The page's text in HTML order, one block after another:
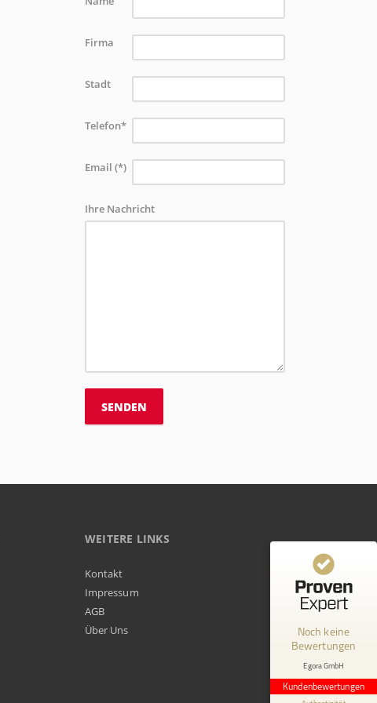
Firma
Stadt
Telefon*
Email (*)
Ihre Nachricht
WEITERE LINKS
Kontakt
Impressum
AGB
Über Uns
Noch keine
Bewertungen
Egora GmbH
Kundenbewertungen
Kundenbewertungen und Erfahrungen zu
Erfahren Sie mehr über dieses Bewertungssiegel